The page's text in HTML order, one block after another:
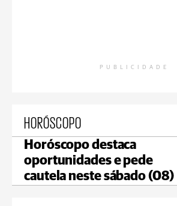
PUBLICIDADE
HORÓSCOPO
Horóscopo destaca
oportunidades e pede
cautela neste sábado (08)